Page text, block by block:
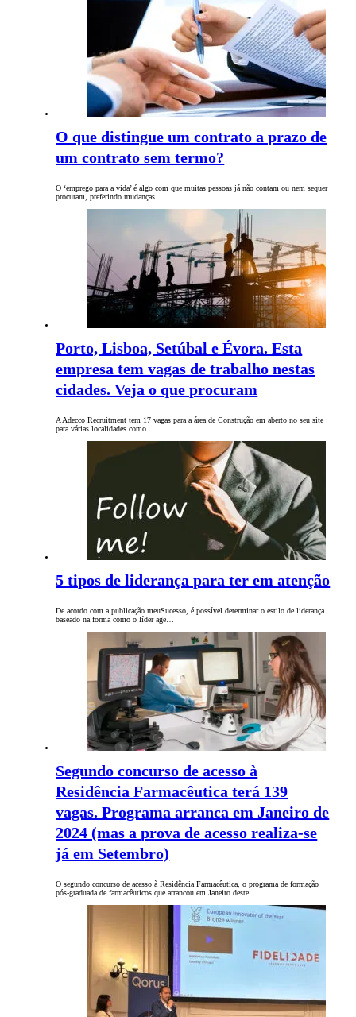
O que distingue um contrato a prazo de
um contrato sem termo?
O ‘emprego para a vida’ é algo com que muitas pessoas já não contam ou nem sequer
procuram, preferindo mudanças…
Porto, Lisboa, Setúbal e Évora. Esta
empresa tem vagas de trabalho nestas
cidades. Veja o que procuram
A Adecco Recruitment tem 17 vagas para a área de Construção em aberto no seu site
para várias localidades como…
5 tipos de liderança para ter em atenção
De acordo com a publicação meuSucesso, é possível determinar o estilo de liderança
baseado na forma como o líder age…
Segundo concurso de acesso à
Residência Farmacêutica terá 139
vagas. Programa arranca em Janeiro de
2024 (mas a prova de acesso realiza-se
já em Setembro)
O segundo concurso de acesso à Residência Farmacêutica, o programa de formação
pós-graduada de farmacêuticos que arrancou em Janeiro deste…